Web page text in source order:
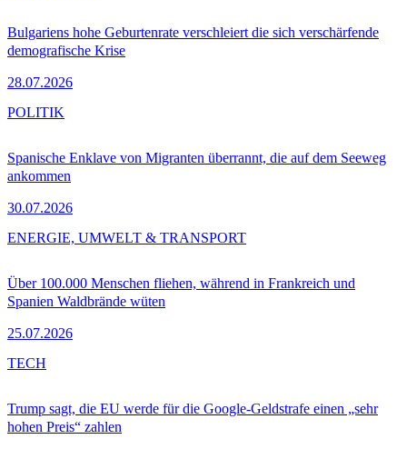
Bulgariens hohe Geburtenrate verschleiert die sich verschärfende
demografische Krise
28.07.2026
Spanische Enklave von Migranten überrannt, die auf dem Seeweg
ankommen
30.07.2026
POLITIK
Über 100.000 Menschen fliehen, während in Frankreich und
Spanien Waldbrände wüten
25.07.2026
ENERGIE, UMWELT & TRANSPORT
Trump sagt, die EU werde für die Google-Geldstrafe einen „sehr
hohen Preis“ zahlen
TECH